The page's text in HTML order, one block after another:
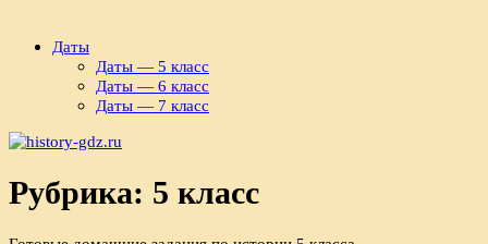
Даты
Даты — 5 класс
Даты — 6 класс
Даты — 7 класс
Рубрика: 5 класс